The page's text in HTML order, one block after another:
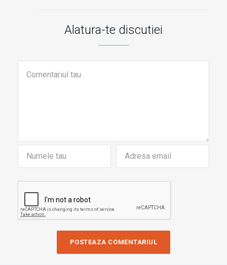
Alatura-te discutiei